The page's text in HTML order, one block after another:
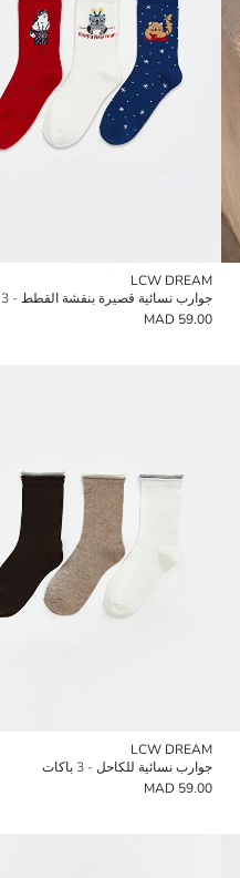
LCW DREAM
جوارب نسائية قصيرة بنقشة القطط - 3 قطع
59.00 MAD
LCW DREAM
جوارب نسائية للكاحل - 3 باكات
59.00 MAD